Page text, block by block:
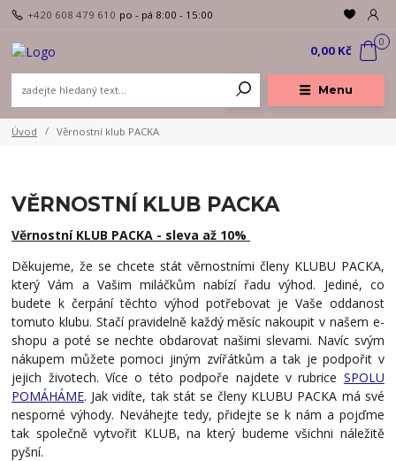
Menu
+420 608 479 610 po - pá 8:00 - 15:00
0
0,00 Kč
Úvod Věrnostní klub PACKA
VĚRNOSTNÍ KLUB PACKA
Věrnostní KLUB PACKA - sleva až 10%
Děkujeme, že se chcete stát věrnostními členy KLUBU PACKA,
který Vám a Vašim miláčkům nabízí řadu výhod. Jediné, co
budete k čerpání těchto výhod potřebovat je Vaše oddanost
tomuto klubu. Stačí pravidelně každý měsíc nakoupit v našem e-
shopu a poté se nechte obdarovat našimi slevami. Navíc svým
nákupem můžete pomoci jiným zvířátkům a tak je podpořit v
jejich životech. Více o této podpoře najdete v rubrice SPOLU
POMÁHÁME. Jak vidíte, tak stát se členy KLUBU PACKA má své
nesporné výhody. Neváhejte tedy, přidejte se k nám a pojďme
tak společně vytvořit KLUB, na který budeme všichni náležitě
pyšní.